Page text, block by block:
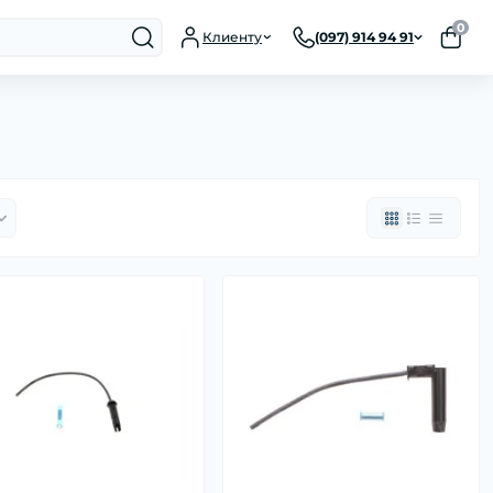
Клиенту (097) 914 94 91
0